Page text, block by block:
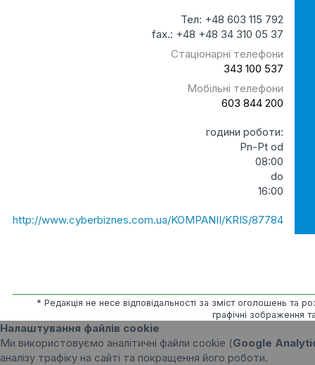
Тел: +48 603 115 792
fax.: +48 +48 34 310 05 37
Стаціонарні телефони
343 100 537
Мобільні телефони
603 844 200
години роботи:
Pn-Pt od
08:00
do
16:00
http://www.cyberbiznes.com.ua/KOMPANII/KRIS/87784
* Редакція не несе відповідальності за зміст оголошень та
графічні зображення
Налаштування файлів cookie
Ми використовуємо аналітичні файли cookie (Google
аналізу трафіку на сайті та покращення його роботи.